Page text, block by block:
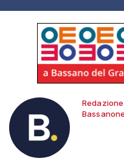
Redazione